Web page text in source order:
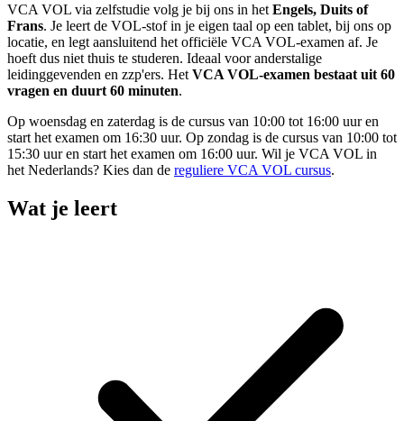
VCA VOL via zelfstudie volg je bij ons in het Engels, Duits of
Frans. Je leert de VOL-stof in je eigen taal op een tablet, bij ons op
locatie, en legt aansluitend het officiële VCA VOL-examen af. Je
hoeft dus niet thuis te studeren. Ideaal voor anderstalige
leidinggevenden en zzp'ers. Het VCA VOL-examen bestaat uit 60
vragen en duurt 60 minuten.
Op woensdag en zaterdag is de cursus van 10:00 tot 16:00 uur en
start het examen om 16:30 uur. Op zondag is de cursus van 10:00 tot
15:30 uur en start het examen om 16:00 uur. Wil je VCA VOL in
het Nederlands? Kies dan de reguliere VCA VOL cursus.
Wat je leert